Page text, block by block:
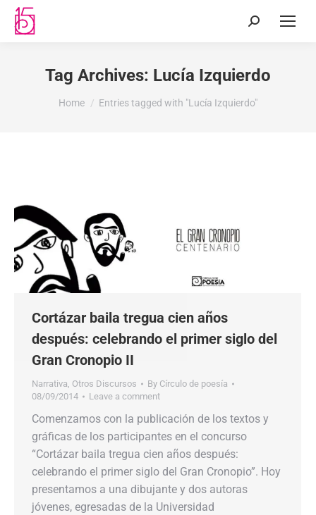
Tag Archives: Lucía Izquierdo
You are here:
Home Entries tagged with "Lucía Izquierdo"
Cortázar baila tregua cien años
después: celebrando el primer siglo del
Gran Cronopio II
Narrativa, Otros Discursos By Círculo de poesía
08/09/2014
Leave a comment
Comenzamos con la publicación de los textos y
gráficas de los participantes en el concurso
“Cortázar baila tregua cien años después:
celebrando el primer siglo del Gran Cronopio”. Hoy
presentamos a una dibujante y dos autoras
jóvenes, egresadas de la Universidad